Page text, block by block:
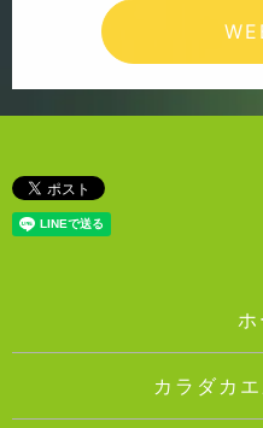
ホ
カラダカ